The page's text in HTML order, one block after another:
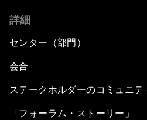
詳細
センター（部門）
会合
ステークホルダーのコミュニテ
「フォーラム・ストーリー」